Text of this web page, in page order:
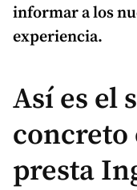
informar a los
experiencia.
Así es el
concreto
presta